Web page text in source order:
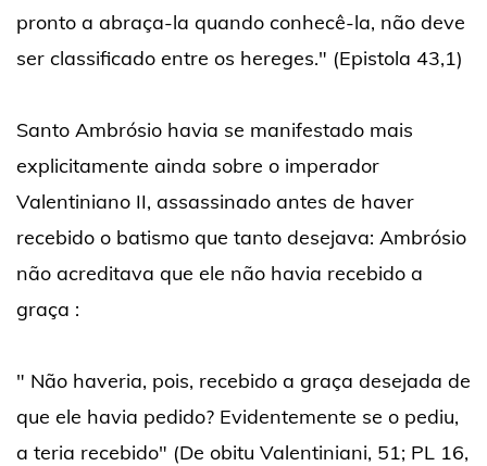
pronto a abraça-la quando conhecê-la, não deve
ser classificado entre os hereges." (Epistola 43,1)
Santo Ambrósio havia se manifestado mais
explicitamente ainda sobre o imperador
Valentiniano II, assassinado antes de haver
recebido o batismo que tanto desejava: Ambrósio
não acreditava que ele não havia recebido a
graça :
" Não haveria, pois, recebido a graça desejada de
que ele havia pedido? Evidentemente se o pediu,
a teria recebido" (De obitu Valentiniani, 51; PL 16,